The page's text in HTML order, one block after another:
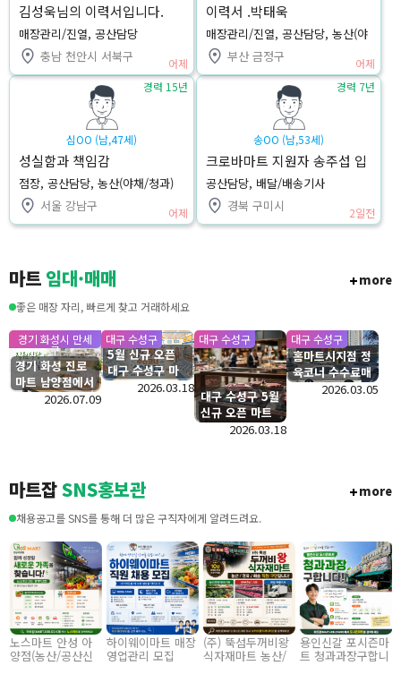
김성욱님의 이력서입니다.
매장관리/진열, 공산담당
충남 천안시 서북구
어제
이력서 .박태욱
매장관리/진열, 공산담당, 농산(야
채/청과)
부산 금정구 어제
심OO (남,47세)
성실함과 책임감
점장, 공산담당, 농산(야채/청과)
서울 강남구
경력 15년
어제
송OO (남,53세)
크로바마트 지원자 송주섭 입
니다
공산담당, 배달/배송기사
경북 구미시
경력 7년
2일전
마트 임대·매매 more
좋은 매장 자리, 빠르게 찾고 거래하세요
경기 화성 진로
마트 남양점에서
직원식당 운영하
경기 화성시 만세
구
2026.07.09
5월 신규 오픈
대구 수성구 마
트 수산코너 수
대구 수성구
2026.03.18
대구 수성구 5월
신규 오픈 마트
정육코너 수수료
대구 수성구
2026.03.18
홈마트시지점 정
육코너 수수료매
장 입점모집
대구 수성구
2026.03.05
마트잡SNS홍보관 more
채용공고를 SNS를 통해 더 많은 구직자에게 알려드려요.
노스마트 안성 아
양점(농산/공산신
하이웨이마트 매장
영업관리 모집
(주) 뚝섬두꺼비왕
식자재마트 농산/
용인신갈 포시즌마
트 청과과장구합니